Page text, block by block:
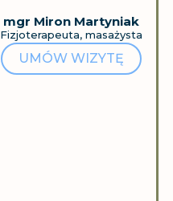
mgr Miron Martyniak
Fizjoterapeuta, masażysta
UMÓW WIZYTĘ